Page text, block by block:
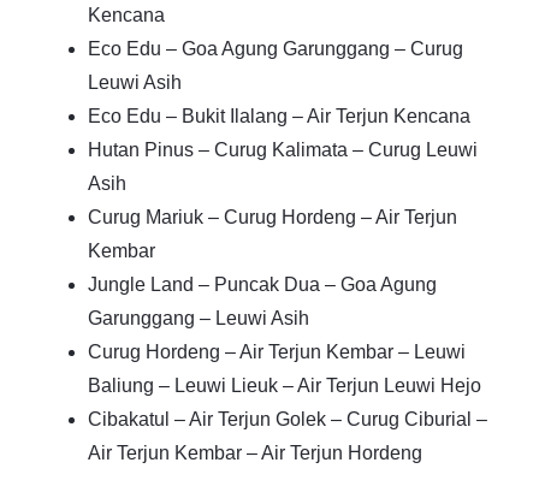
Kencana
Eco Edu – Goa Agung Garunggang – Curug
Leuwi Asih
Eco Edu – Bukit Ilalang – Air Terjun Kencana
Hutan Pinus – Curug Kalimata – Curug Leuwi
Asih
Curug Mariuk – Curug Hordeng – Air Terjun
Kembar
Jungle Land – Puncak Dua – Goa Agung
Garunggang – Leuwi Asih
Curug Hordeng – Air Terjun Kembar – Leuwi
Baliung – Leuwi Lieuk – Air Terjun Leuwi Hejo
Cibakatul – Air Terjun Golek – Curug Ciburial –
Air Terjun Kembar – Air Terjun Hordeng